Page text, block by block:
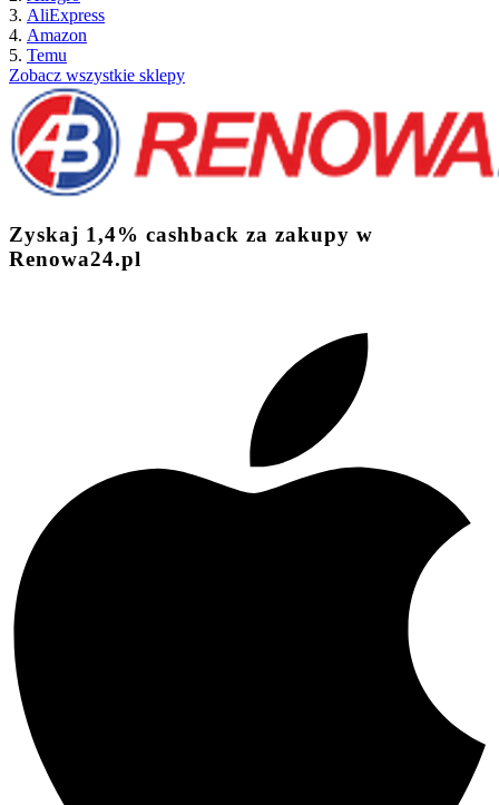
AliExpress
Amazon
Temu
Zobacz wszystkie sklepy
Zyskaj 1,4% cashback za zakupy w
Renowa24.pl